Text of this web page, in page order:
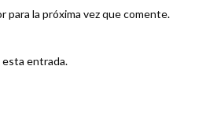
para la próxima vez que comente.
entrada.